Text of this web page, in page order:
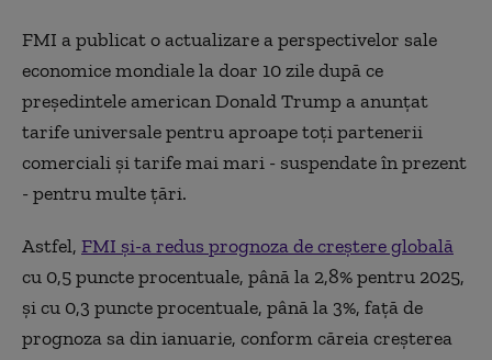
FMI a publicat o actualizare a perspectivelor sale
economice mondiale la doar 10 zile după ce
preşedintele american Donald Trump a anunţat
tarife universale pentru aproape toţi partenerii
comerciali şi tarife mai mari - suspendate în prezent
- pentru multe ţări.
Astfel, FMI şi-a redus prognoza de creştere globală
cu 0,5 puncte procentuale, până la 2,8% pentru 2025,
şi cu 0,3 puncte procentuale, până la 3%, faţă de
prognoza sa din ianuarie, conform căreia creşterea